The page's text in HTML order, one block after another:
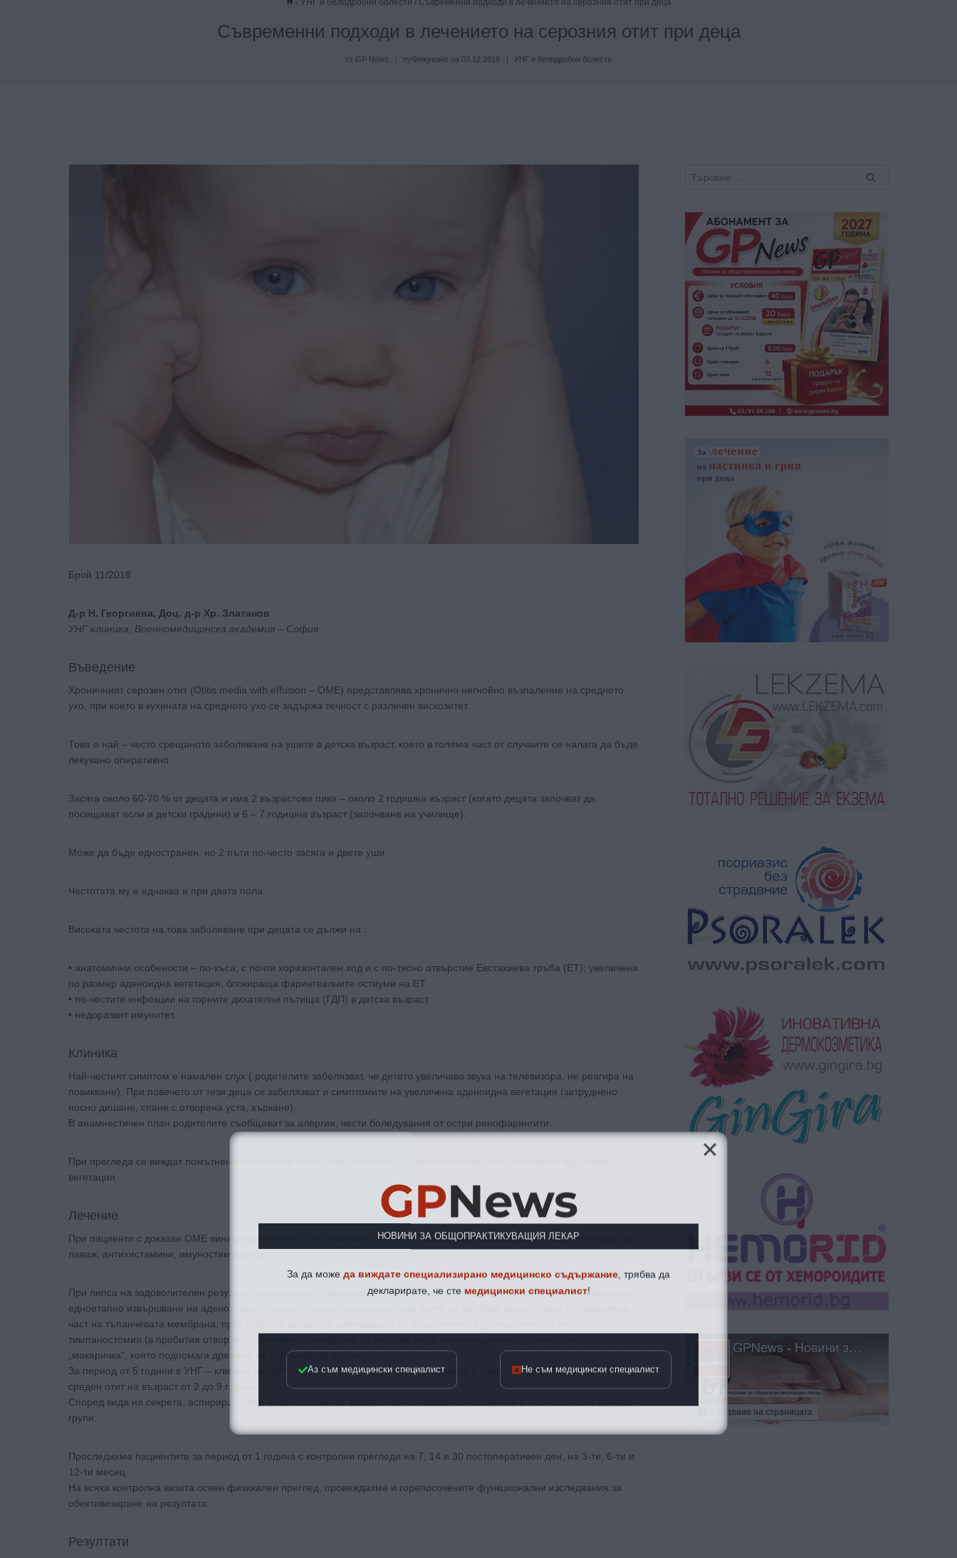
/ УНГ и белодробни болести / Съвременни подходи в лечението на серозния отит при деца
Съвременни подходи в лечението на серозния отит при деца
от GP News публикувано на 03.12.2018 УНГ и белодробни болести
Брой 11/2018
Д-р Н. Георгиева, Доц. д-р Хр. Златанов
УНГ клиника, Военномедицинска академия – София
Въведение
Хроничният серозен отит (Otitis media with effusion – OME) представлява хронично негнойно възпаление на средното
ухо, при което в кухината на средното ухо се задържа течност с различен вискозитет.
Това е най – често срещаното заболяване на ушите в детска възраст, което в голяма част от случаите се налага да бъде
лекувано оперативно.
Засяга около 60-70 % от децата и има 2 възрастови пика – около 2 годишна възраст (когато децата започват да
посещават ясли и детски градини) и 6 – 7 годишна възраст (започване на училище).
Може да бъде едностранен, но 2 пъти по-често засяга и двете уши.
Честотата му е еднаква и при двата пола.
Високата честота на това заболяване при децата се дължи на :
• анатомични особености – по-къса, с почти хоризонтален ход и с по-тясно отвърстие Евстахиева тръба (ЕТ); увеличена
по размер аденоидна вегетация, блокираща фарингеалните остиуми на ЕТ.
• по-честите инфекции на горните дихателни пътища (ГДП) в детска възраст.
• недоразвит имунитет.
Клиника
Най-честият симптом е намален слух ( родителите забелязват, че детето увеличава звука на телевизора, не реагира на
повикване). При повечето от тези деца се забелязват и симптомите на увеличена аденоидна вегетация (затруднено
носно дишане, спане с отворена уста, хъркане).
В анамнестичен план родителите съобщават за алергии, чести боледувания от остри ринофарингити.
При прегледа се виждат помътнени и хлътнали тъпанчеви мембрани с ниво-течност зад тях, уголемена аденоидна
вегетация.
Лечение
При пациенти с доказан ОМЕ винаги започваме с консервативно лечение, включващо назални деконгестанти и води за
лаваж, антихистамини, имуностимулатори.
При липса на задоволителен резултат, потвърден и от функционалните изследвания, предлагаме оперативно лечение –
едноетапно извършване на аденотомия с тимпанотомия (процедура, при която се пробива малък отвор в определена
част на тъпанчевата мембрана, през който се аспирира намиращата се в тъпанчевата кухина течност) или
тимпаностомия (в пробития отвор на тъпанчевата мембрана се поставя т.нар. вентилационна тръбичка или
„макаричка“, която подпомага дренажа на тъпанчевата кухина).
За период от 5 години в УНГ – клиника на ВМА – София са оперирани 364 пациенти с едно- или двустранен хроничен
среден отит на възраст от 2 до 9 години.
Според вида на секрета, аспириран след миринготомията, разделихме оперираните пациенти в 3 относително еднакви
групи.
Проследихме пациентите за период от 1 година с контролни прегледи на 7, 14 и 30 постоперативен ден, на 3-ти, 6-ти и
12-ти месец.
На всяка контролна визита освен физикален преглед, провеждахме и горепосочените функционални изследвания за
обективизиране на резултата.
Резултати
Търсене
GPNews
декларирате, че сте медицински специалист